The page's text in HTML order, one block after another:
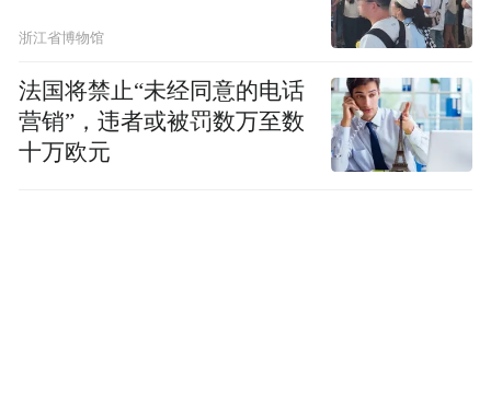
浙江省博物馆
法国将禁止“未经同意的电话
营销”，违者或被罚数万至数
十万欧元